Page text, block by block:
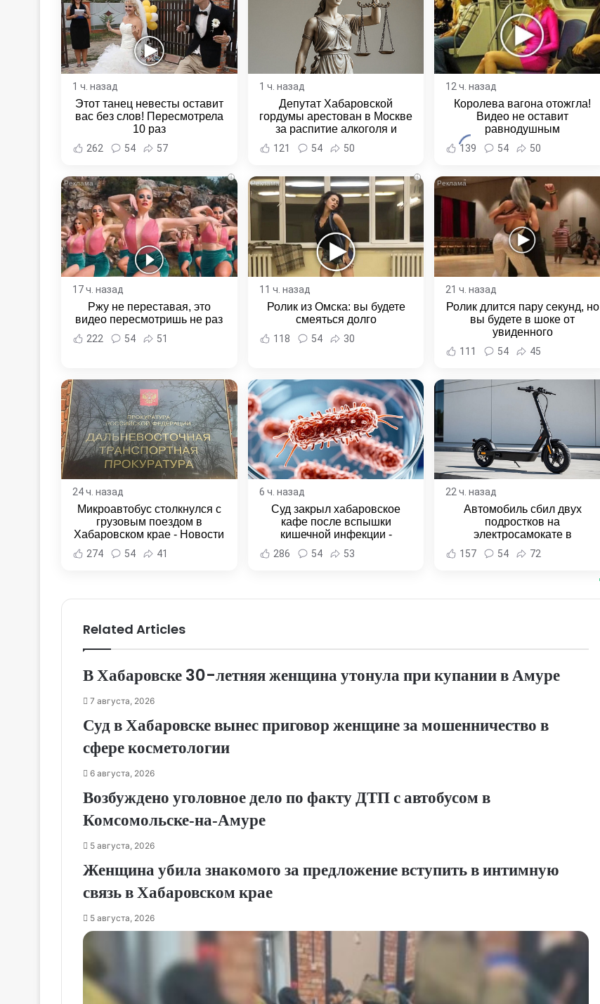
1 ч. назад
Этот танец невесты оставит
вас без слов! Пересмотрела
10 раз
262 54 57
1 ч. назад
Депутат Хабаровской
гордумы арестован в Москве
за распитие алкоголя и
неповиновение полиции -
Новости Хабаровска и
121 54 50
12 ч. назад
Королева вагона отожгла!
Видео не оставит
равнодушным
139 54 50
i
17 ч. назад
Ржу не переставая, это
видео пересмотришь не раз
222 54 51
i
11 ч. назад
Ролик из Омска: вы будете
смеяться долго
118 54 30
21 ч. назад
Ролик длится пару секунд, но
вы будете в шоке от
увиденного
111 54 45
24 ч. назад
Микроавтобус столкнулся с
грузовым поездом в
Хабаровском крае - Новости
Хабаровска и Хабаровского
края
274 54 41
6 ч. назад
Суд закрыл хабаровское
кафе после вспышки
кишечной инфекции -
Новости Хабаровска и
Хабаровского края
286 54 53
22 ч. назад
Автомобиль сбил двух
подростков на
электросамокате в
Комсомольске-на-Амуре -
Новости Хабаровска и
157 54 72
Related Articles
В Хабаровске 30-летняя женщина утонула при купании в Амуре
7 августа, 2026
Суд в Хабаровске вынес приговор женщине за мошенничество в
сфере косметологии
6 августа, 2026
Возбуждено уголовное дело по факту ДТП с автобусом в
Комсомольске‑на‑Амуре
5 августа, 2026
Женщина убила знакомого за предложение вступить в интимную
связь в Хабаровском крае
5 августа, 2026